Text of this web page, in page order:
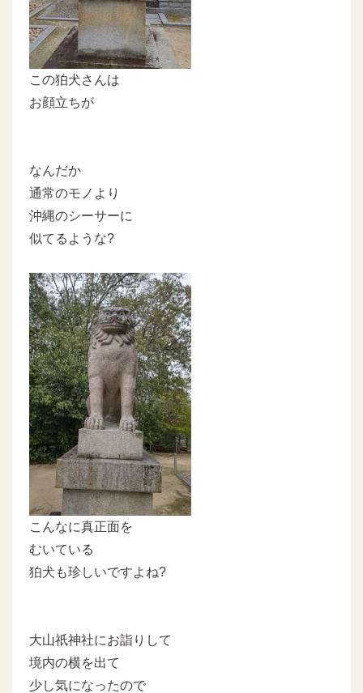
この狛犬さんは
お顔立ちが
なんだか
通常のモノより
沖縄のシーサーに
似てるような?
こんなに真正面を
むいている
狛犬も珍しいですよね?
大山祇神社にお詣りして
境内の横を出て
少し気になったので